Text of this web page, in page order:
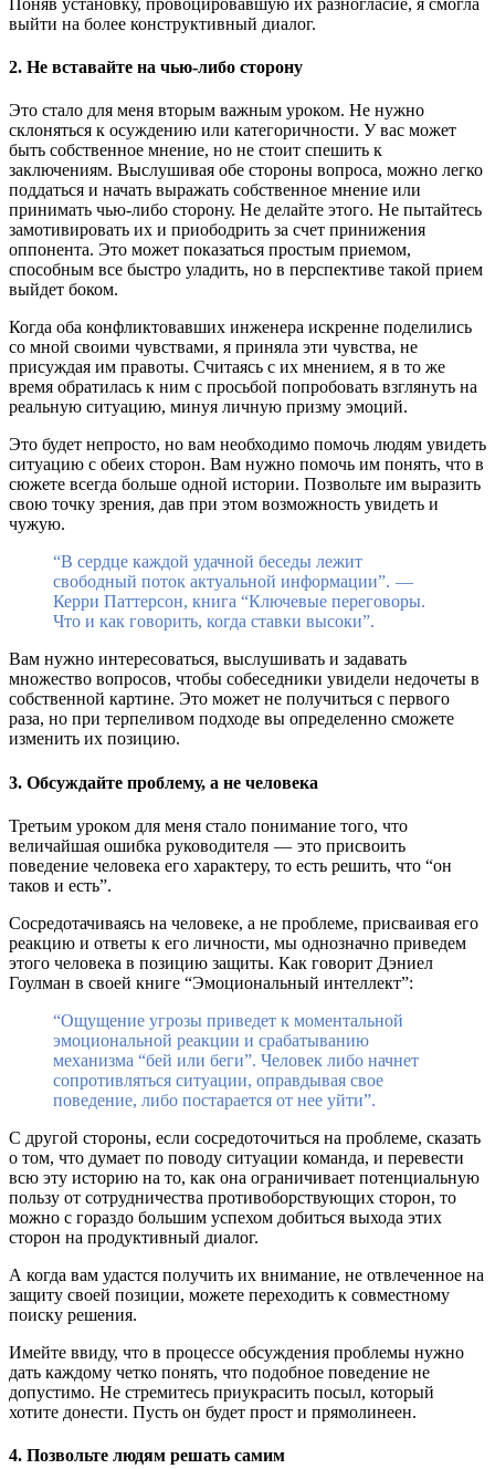
выйти на более конструктивный диалог.
2. Не вставайте на чью-либо сторону
Это стало для меня вторым важным уроком. Не нужно
склоняться к осуждению или категоричности. У вас может
быть собственное мнение, но не стоит спешить к
заключениям. Выслушивая обе стороны вопроса, можно легко
поддаться и начать выражать собственное мнение или
принимать чью-либо сторону. Не делайте этого. Не пытайтесь
замотивировать их и приободрить за счет принижения
оппонента. Это может показаться простым приемом,
способным все быстро уладить, но в перспективе такой прием
выйдет боком.
Когда оба конфликтовавших инженера искренне поделились
со мной своими чувствами, я приняла эти чувства, не
присуждая им правоты. Считаясь с их мнением, я в то же
время обратилась к ним с просьбой попробовать взглянуть на
реальную ситуацию, минуя личную призму эмоций.
Это будет непросто, но вам необходимо помочь людям увидеть
ситуацию с обеих сторон. Вам нужно помочь им понять, что в
сюжете всегда больше одной истории. Позвольте им выразить
свою точку зрения, дав при этом возможность увидеть и
чужую.
“В сердце каждой удачной беседы лежит
свободный поток актуальной информации”. —
Керри Паттерсон, книга “Ключевые переговоры.
Что и как говорить, когда ставки высоки”.
Вам нужно интересоваться, выслушивать и задавать
множество вопросов, чтобы собеседники увидели недочеты в
собственной картине. Это может не получиться с первого
раза, но при терпеливом подходе вы определенно сможете
изменить их позицию.
3. Обсуждайте проблему, а не человека
Третьим уроком для меня стало понимание того, что
величайшая ошибка руководителя — это присвоить
поведение человека его характеру, то есть решить, что “он
таков и есть”.
Сосредотачиваясь на человеке, а не проблеме, присваивая его
реакцию и ответы к его личности, мы однозначно приведем
этого человека в позицию защиты. Как говорит Дэниел
Гоулман в своей книге “Эмоциональный интеллект”:
“Ощущение угрозы приведет к моментальной
эмоциональной реакции и срабатыванию
механизма “бей или беги”. Человек либо начнет
сопротивляться ситуации, оправдывая свое
поведение, либо постарается от нее уйти”.
С другой стороны, если сосредоточиться на проблеме, сказать
о том, что думает по поводу ситуации команда, и перевести
всю эту историю на то, как она ограничивает потенциальную
пользу от сотрудничества противоборствующих сторон, то
можно с гораздо большим успехом добиться выхода этих
сторон на продуктивный диалог.
А когда вам удастся получить их внимание, не отвлеченное на
защиту своей позиции, можете переходить к совместному
поиску решения.
Имейте ввиду, что в процессе обсуждения проблемы нужно
дать каждому четко понять, что подобное поведение не
допустимо. Не стремитесь приукрасить посыл, который
хотите донести. Пусть он будет прост и прямолинеен.
4. Позвольте людям решать самим